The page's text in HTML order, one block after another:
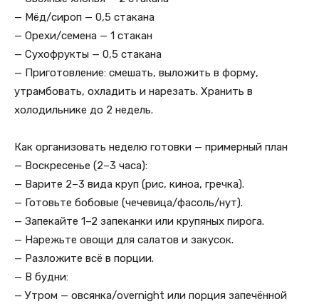
— Мёд/сироп — 0,5 стакана
— Орехи/семена — 1 стакан
— Сухофрукты — 0,5 стакана
— Приготовление: смешать, выложить в форму,
утрамбовать, охладить и нарезать. Хранить в
холодильнике до 2 недель.
Как организовать неделю готовки — примерный план
— Воскресенье (2–3 часа):
— Варите 2–3 вида круп (рис, киноа, гречка).
— Готовьте бобовые (чечевица/фасоль/нут).
— Запекайте 1–2 запеканки или крупяных пирога.
— Нарежьте овощи для салатов и закусок.
— Разложите всё в порции.
— В будни:
— Утром — овсянка/overnight или порция запечённой